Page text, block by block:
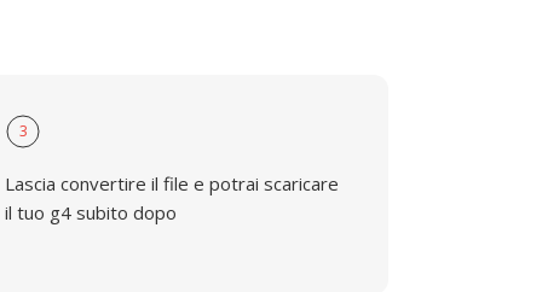
3
Lascia convertire il file e potrai scaricare
il tuo g4 subito dopo